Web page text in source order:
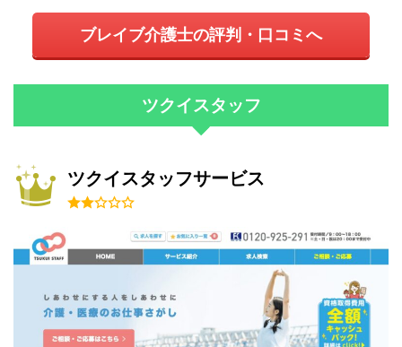
ブレイブ介護士の評判・口コミへ
ツクイスタッフ
ツクイスタッフサービス